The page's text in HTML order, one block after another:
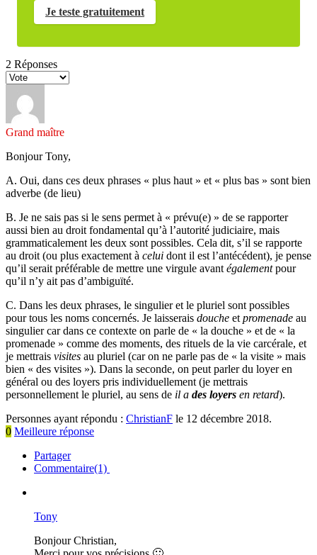
Je teste gratuitement
2 Réponses
Grand maître
Bonjour Tony,
A. Oui, dans ces deux phrases « plus haut » et « plus bas » sont bien
adverbe (de lieu)
B. Je ne sais pas si le sens permet à « prévu(e) » de se rapporter
aussi bien au droit fondamental qu’à l’autorité judiciaire, mais
grammaticalement les deux sont possibles. Cela dit, s’il se rapporte
au droit (ou plus exactement à celui dont il est l’antécédent), je pense
qu’il serait préférable de mettre une virgule avant égalementpour
qu’il n’y ait pas d’ambiguïté.
C. Dans les deux phrases, le singulier et le pluriel sont possibles
pour tous les noms concernés. Je laisserais douche et promenade au
singulier car dans ce contexte on parle de « la douche » et de « la
promenade » comme des moments, des rituels de la vie carcérale, et
je mettrais visites au pluriel (car on ne parle pas de « la visite » mais
bien « des visites »). Dans la seconde, on peut parler du loyer en
général ou des loyers pris individuellement (je mettrais
personnellement le pluriel, au sens de il a des loyers en retard).
Personnes ayant répondu : ChristianF le 12 décembre 2018.
0 Meilleure réponse
Partager
Commentaire(1)
Tony
Bonjour Christian,